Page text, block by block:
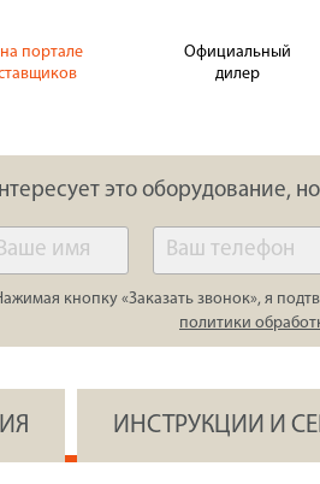
портале
Официальный
дилер
это оборудование,
кнопку «Заказать звонок», я
политики
ИНСТРУКЦИИ И